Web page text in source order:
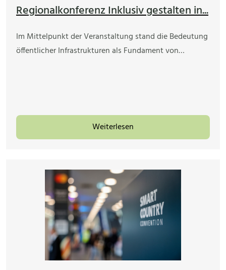
Regionalkonferenz Inklusiv gestalten in...
Im Mittelpunkt der Veranstaltung stand die Bedeutung
öffentlicher Infrastrukturen als Fundament von…
Weiterlesen